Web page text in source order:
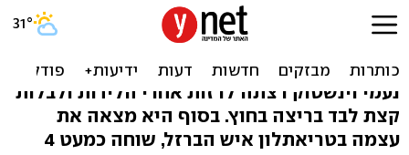
'רק רציתי לרזות'. נעמי סיימה
את תחרות איש הברזל
נעמי וינשטוק רצתה לרזות אחרי הלידות ולבלות
קצת לבד בריצה בחוץ. בסוף היא מצאה את
עצמה בטריאתלון איש הברזל, שוחה כמעט 4